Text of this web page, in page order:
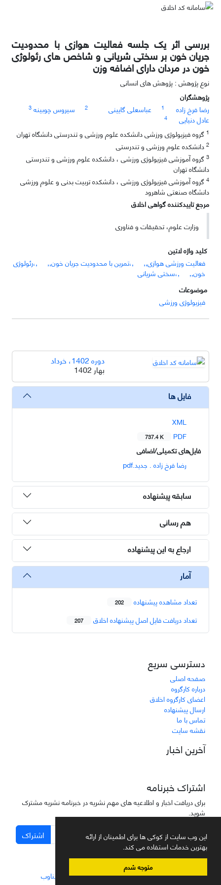
این وب سایت از کوکی ها برای اطمینان از ارائه
بهترین خدمات استفاده می کند.
متوجه شدم
بررسی اثر یک جلسه فعالیت هوازی با محدودیت
جریان خون بر سختی شریانی و شاخص های رئولوژی
خون در مردان دارای اضافه وزن
نوع پژوهش : پژوهش های انسانی
پژوهشگران
رضا فرخ زاده
1 عباسعلی گایینی 2 سیروس چوبینه 3
عادل دنیایی
4
1 گروه فیزیولوژی ورزشی دانشکده علوم ورزشی و تندرستی دانشگاه تهران
2 دانشکده علوم ورزشی و تندرستی
3 گروه آموزشی فیزیولوژی ورزشی ، دانشکده علوم ورزشی و تندرستی
دانشگاه تهران
4 گروه آموزشی فیزیولوژی ورزشی ، دانشکده تربیت بدنی و علوم ورزشی
دانشگاه صنعتی شاهرود
مرجع تاییدکننده گواهی اخلاق
وزارت علوم، تحقیقات و فناوری
کلید واژه لاتین
فعالیت ورزشی هوازی,,
,،تمرین با محدودیت جریان خون,,
,،رئولوژی
خون,,
,،سختی شریانی
موضوعات
فیزیولوژی ورزشی
دوره 1402، خرداد
بهار 1402
فایل ها
XML
PDF
737.4 K
فایل‌های تکمیلی/اضافی
رضا فرخ زاده . جدید.pdf
سابقه پیشنهاده
هم رسانی
ارجاع به این پیشنهاده
آمار
تعداد مشاهده پیشنهاده 202
تعداد دریافت فایل اصل پیشنهاده اخلاق 207
دسترسی سریع
صفحه اصلی
درباره کارگروه
اعضای کارگروه اخلاق
ارسال پیشنهاده
تماس با ما
نقشه سایت
آخرین اخبار
اشتراک خبرنامه
برای دریافت اخبار و اطلاعیه های مهم نشریه در خبرنامه نشریه مشترک
شوید.
اشتراک
سامانه مدیریت نشریات علمی.طراحی و پیاده سازی از سیناوب